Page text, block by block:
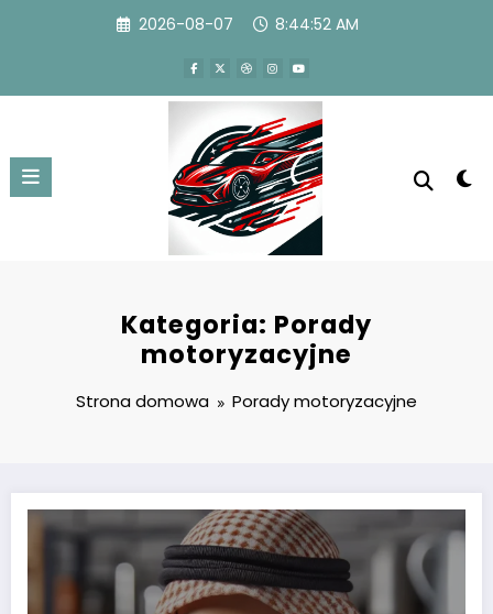
2026-08-07 8:44:53 AM
Kategoria: Porady
motoryzacyjne
Strona domowa Porady motoryzacyjne